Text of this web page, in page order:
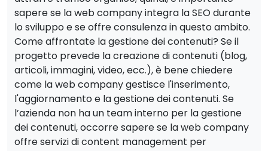
sapere se la web company integra la SEO durante
lo sviluppo e se offre consulenza in questo ambito.
Come affrontate la gestione dei contenuti? Se il
progetto prevede la creazione di contenuti (blog,
articoli, immagini, video, ecc.), è bene chiedere
come la web company gestisce l'inserimento,
l'aggiornamento e la gestione dei contenuti. Se
l’azienda non ha un team interno per la gestione
dei contenuti, occorre sapere se la web company
offre servizi di content management per